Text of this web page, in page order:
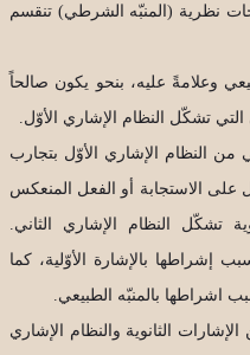
نظرية (المنبّه الشرطي) تنقسم
وعلامةً عليه، بنحو يكون صالحاً
تشكّل النظام الإشاري الأوّل.
النظام الإشاري الأوّل بتجارب
الاستجابة أو الفعل المنعكس
تشكّل النظام الإشاري الثاني.
إشراطها بالإشارة الأوّلية، كما
اشراطها بالمنبّه الطبيعي.
الثانوية والنظام الإشاري